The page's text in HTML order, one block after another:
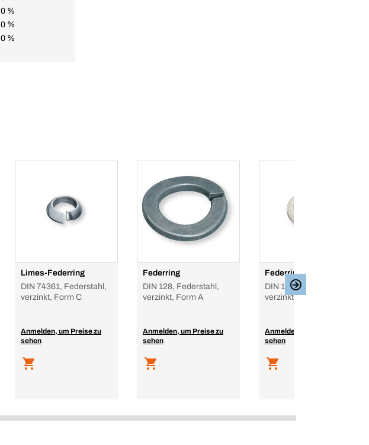
0 %
0 %
0 %
Limes-Federring
DIN 74361, Federstahl,
verzinkt, Form C
Anmelden, um Preise zu
sehen
Federring
DIN 128, Federstahl,
verzinkt, Form A
Anmelden, um Preise zu
sehen
Federring
DIN 127, Federstahl,
verzinkt, Form B
Anmelden, um Preise zu
sehen